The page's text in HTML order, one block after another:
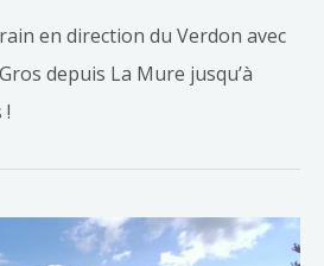
en direction du Verdon avec
depuis La Mure jusqu’à
!